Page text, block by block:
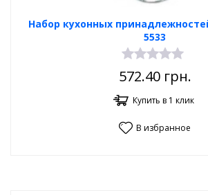
Набор кухонных
5533
572.40грн.
Купить в 1 клик
В избранное